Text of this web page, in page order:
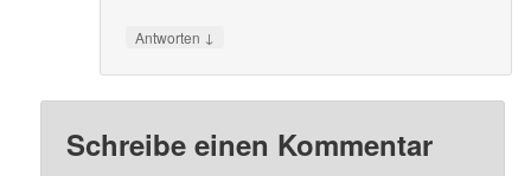
Antworten ↓
Schreibe einen Kommentar